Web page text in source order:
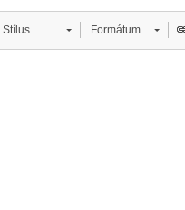
Stílus Formátum